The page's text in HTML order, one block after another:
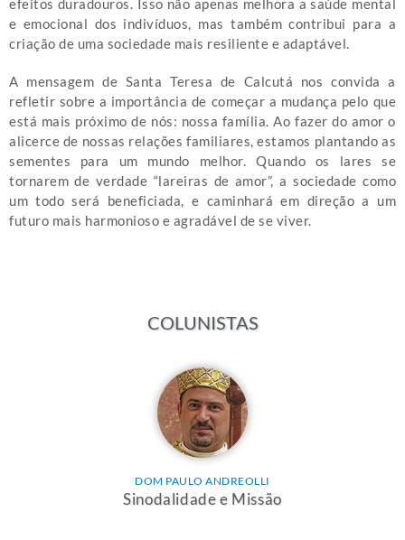
efeitos duradouros. Isso não apenas melhora a saúde mental
e emocional dos indivíduos, mas também contribui para a
criação de uma sociedade mais resiliente e adaptável.
A mensagem de Santa Teresa de Calcutá nos convida a
refletir sobre a importância de começar a mudança pelo que
está mais próximo de nós: nossa família. Ao fazer do amor o
alicerce de nossas relações familiares, estamos plantando as
sementes para um mundo melhor. Quando os lares se
tornarem de verdade “lareiras de amor”, a sociedade como
um todo será beneficiada, e caminhará em direção a um
futuro mais harmonioso e agradável de se viver.
COLUNISTAS
DOM PAULO ANDREOLLI
Sinodalidade e Missão